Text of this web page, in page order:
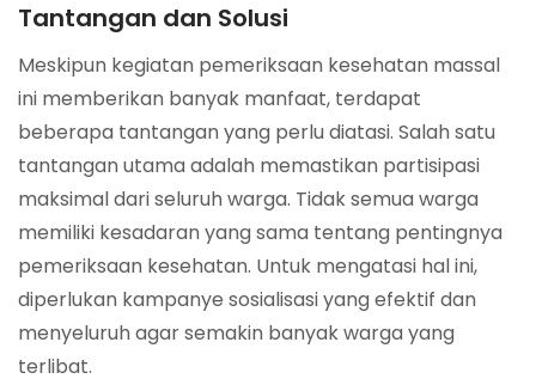
Tantangan dan Solusi
Meskipun kegiatan pemeriksaan kesehatan massal
ini memberikan banyak manfaat, terdapat
beberapa tantangan yang perlu diatasi. Salah satu
tantangan utama adalah memastikan partisipasi
maksimal dari seluruh warga. Tidak semua warga
memiliki kesadaran yang sama tentang pentingnya
pemeriksaan kesehatan. Untuk mengatasi hal ini,
diperlukan kampanye sosialisasi yang efektif dan
menyeluruh agar semakin banyak warga yang
terlibat.